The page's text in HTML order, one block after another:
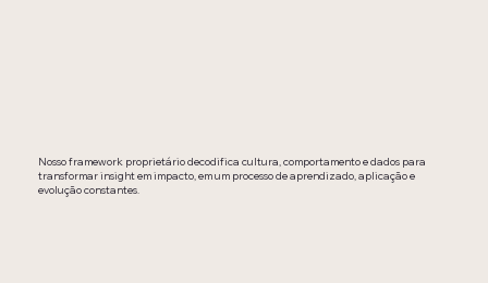
Nosso framework proprietário decodifica cultura, comportamento e dados para
transformar insight em impacto, em um processo de aprendizado, aplicação e
evolução constantes.